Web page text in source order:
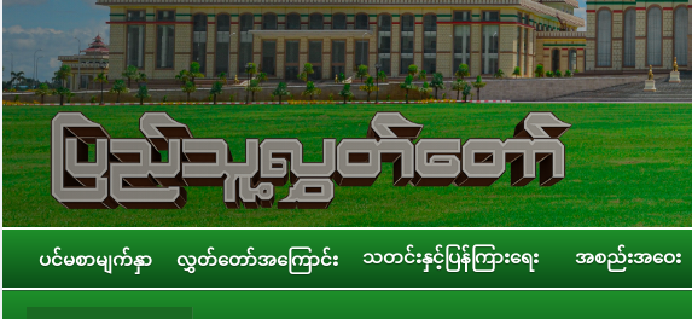
ပင်မစာမျက်နှာ လွှတ်တော်အကြောင်း သတင်းနှင့်ပြန်ကြားရေး အစည်းအဝေး